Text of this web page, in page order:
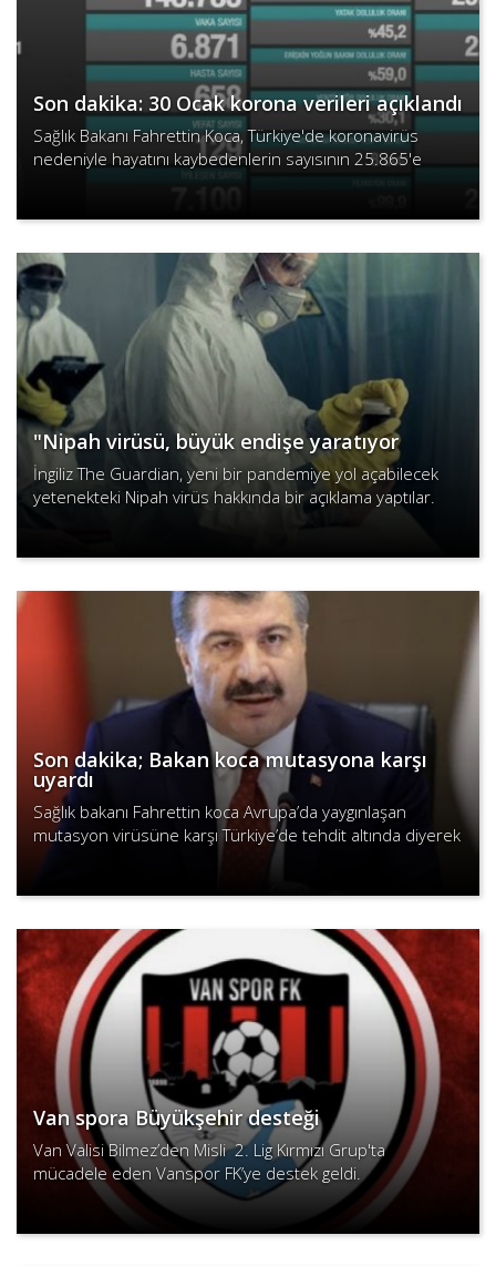
Son dakika: 30 Ocak korona verileri açıklandı
Sağlık Bakanı Fahrettin Koca, Türkiye'de koronavirüs
nedeniyle hayatını kaybedenlerin sayısının 25.865'e
çıktığını son dakika açıklamasıyla duyurdu.
"Nipah virüsü, büyük endişe yaratıyor
İngiliz The Guardian, yeni bir pandemiye yol açabilecek
yetenekteki Nipah virüs hakkında bir açıklama yaptılar.
Son dakika; Bakan koca mutasyona karşı
uyardı
Sağlık bakanı Fahrettin koca Avrupa’da yaygınlaşan
mutasyon virüsüne karşı Türkiye’de tehdit altında diyerek
Van spora Büyükşehir desteği
Van Valisi Bilmez’den Misli 2. Lig Kırmızı Grup'ta
mücadele eden Vanspor FK’ye destek geldi.
Devamını Oku